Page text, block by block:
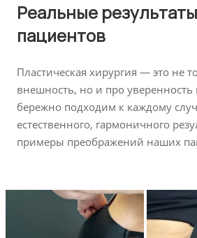
Реальные
пациентов
Пластическая хирургия — это не
внешность, но и про
бережно подходим к каждому
естественного, гармоничного
примеры преображений наших